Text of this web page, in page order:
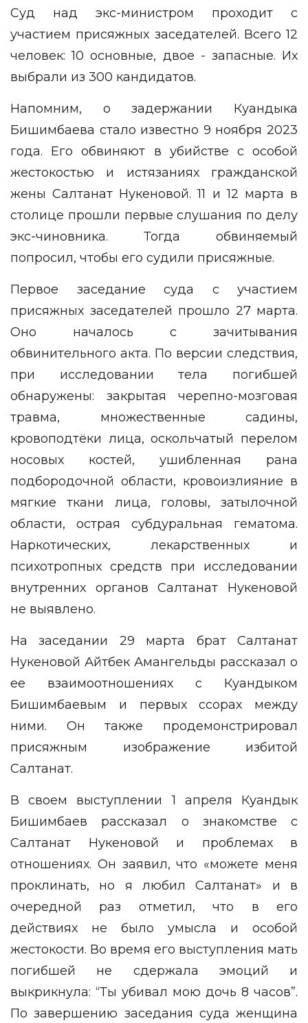
Суд над экс-министром проходит с
участием присяжных заседателей. Всего 12
человек: 10 основные, двое - запасные. Их
выбрали из 300 кандидатов.
Напомним, о задержании Куандыка
Бишимбаева стало известно 9 ноября 2023
года. Его обвиняют в убийстве с особой
жестокостью и истязаниях гражданской
жены Салтанат Нукеновой. 11 и 12 марта в
столице прошли первые слушания по делу
экс-чиновника. Тогда обвиняемый
попросил, чтобы его судили присяжные.
Первое заседание суда с участием
присяжных заседателей прошло 27 марта.
Оно началось с зачитывания
обвинительного акта. По версии следствия,
при исследовании тела погибшей
обнаружены: закрытая черепно-мозговая
травма, множественные садины,
кровоподтёки лица, оскольчатый перелом
носовых костей, ушибленная рана
подбородочной области, кровоизлияние в
мягкие ткани лица, головы, затылочной
области, острая субдуральная гематома.
Наркотических, лекарственных и
психотропных средств при исследовании
внутренних органов Салтанат Нукеновой
не выявлено.
На заседании 29 марта брат Салтанат
Нукеновой Айтбек Амангельды рассказал о
ее взаимоотношениях с Куандыком
Бишимбаевым и первых ссорах между
ними. Он также продемонстрировал
присяжным изображение избитой
Салтанат.
В своем выступлении 1 апреля Куандык
Бишимбаев рассказал о знакомстве с
Салтанат Нукеновой и проблемах в
отношениях. Он заявил, что «можете меня
проклинать, но я любил Салтанат» и в
очередной раз отметил, что в его
действиях не было умысла и особой
жестокости. Во время его выступления мать
погибшей не сдержала эмоций и
выкрикнула: “Ты убивал мою дочь 8 часов”.
По завершению заседания суда женщина